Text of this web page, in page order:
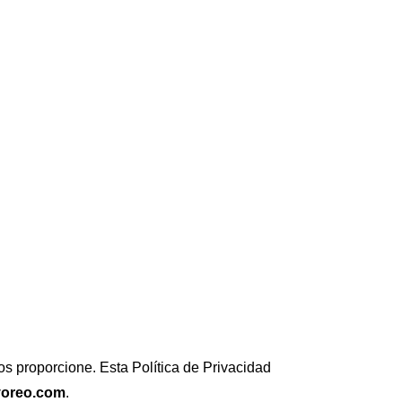
proporcione. Esta Política de Privacidad
.